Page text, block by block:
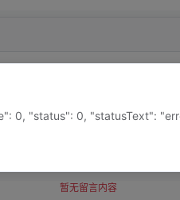
暂无留言内容
0, "status": 0, "statusText":